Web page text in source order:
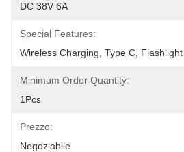
DC 38V 6A
Special Features:
Wireless Charging, Type C, Flashlight
Minimum Order Quantity:
1Pcs
Prezzo:
Negoziabile